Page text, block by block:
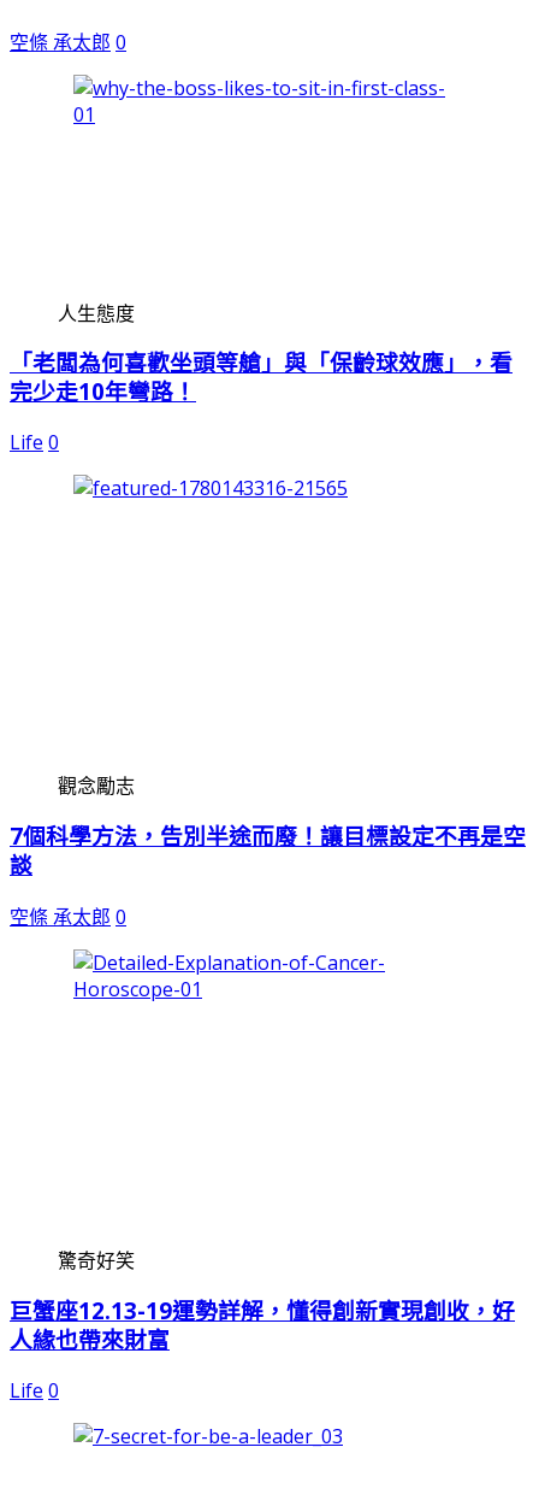
空條 承太郎 0
人生態度
「老闆為何喜歡坐頭等艙」與「保齡球效應」，看
完少走10年彎路！
Life 0
觀念勵志
7個科學方法，告別半途而廢！讓目標設定不再是空
談
空條 承太郎 0
驚奇好笑
巨蟹座12.13-19運勢詳解，懂得創新實現創收，好
人緣也帶來財富
Life 0